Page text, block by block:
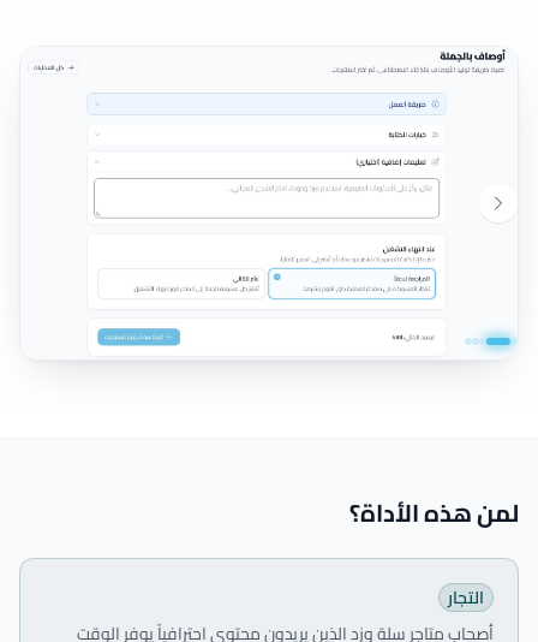
لمن هذه الأداة؟
التجار
أصحاب متاجر سلة وزد الذين يريدون محتوى احترافياً يوفر الوقت